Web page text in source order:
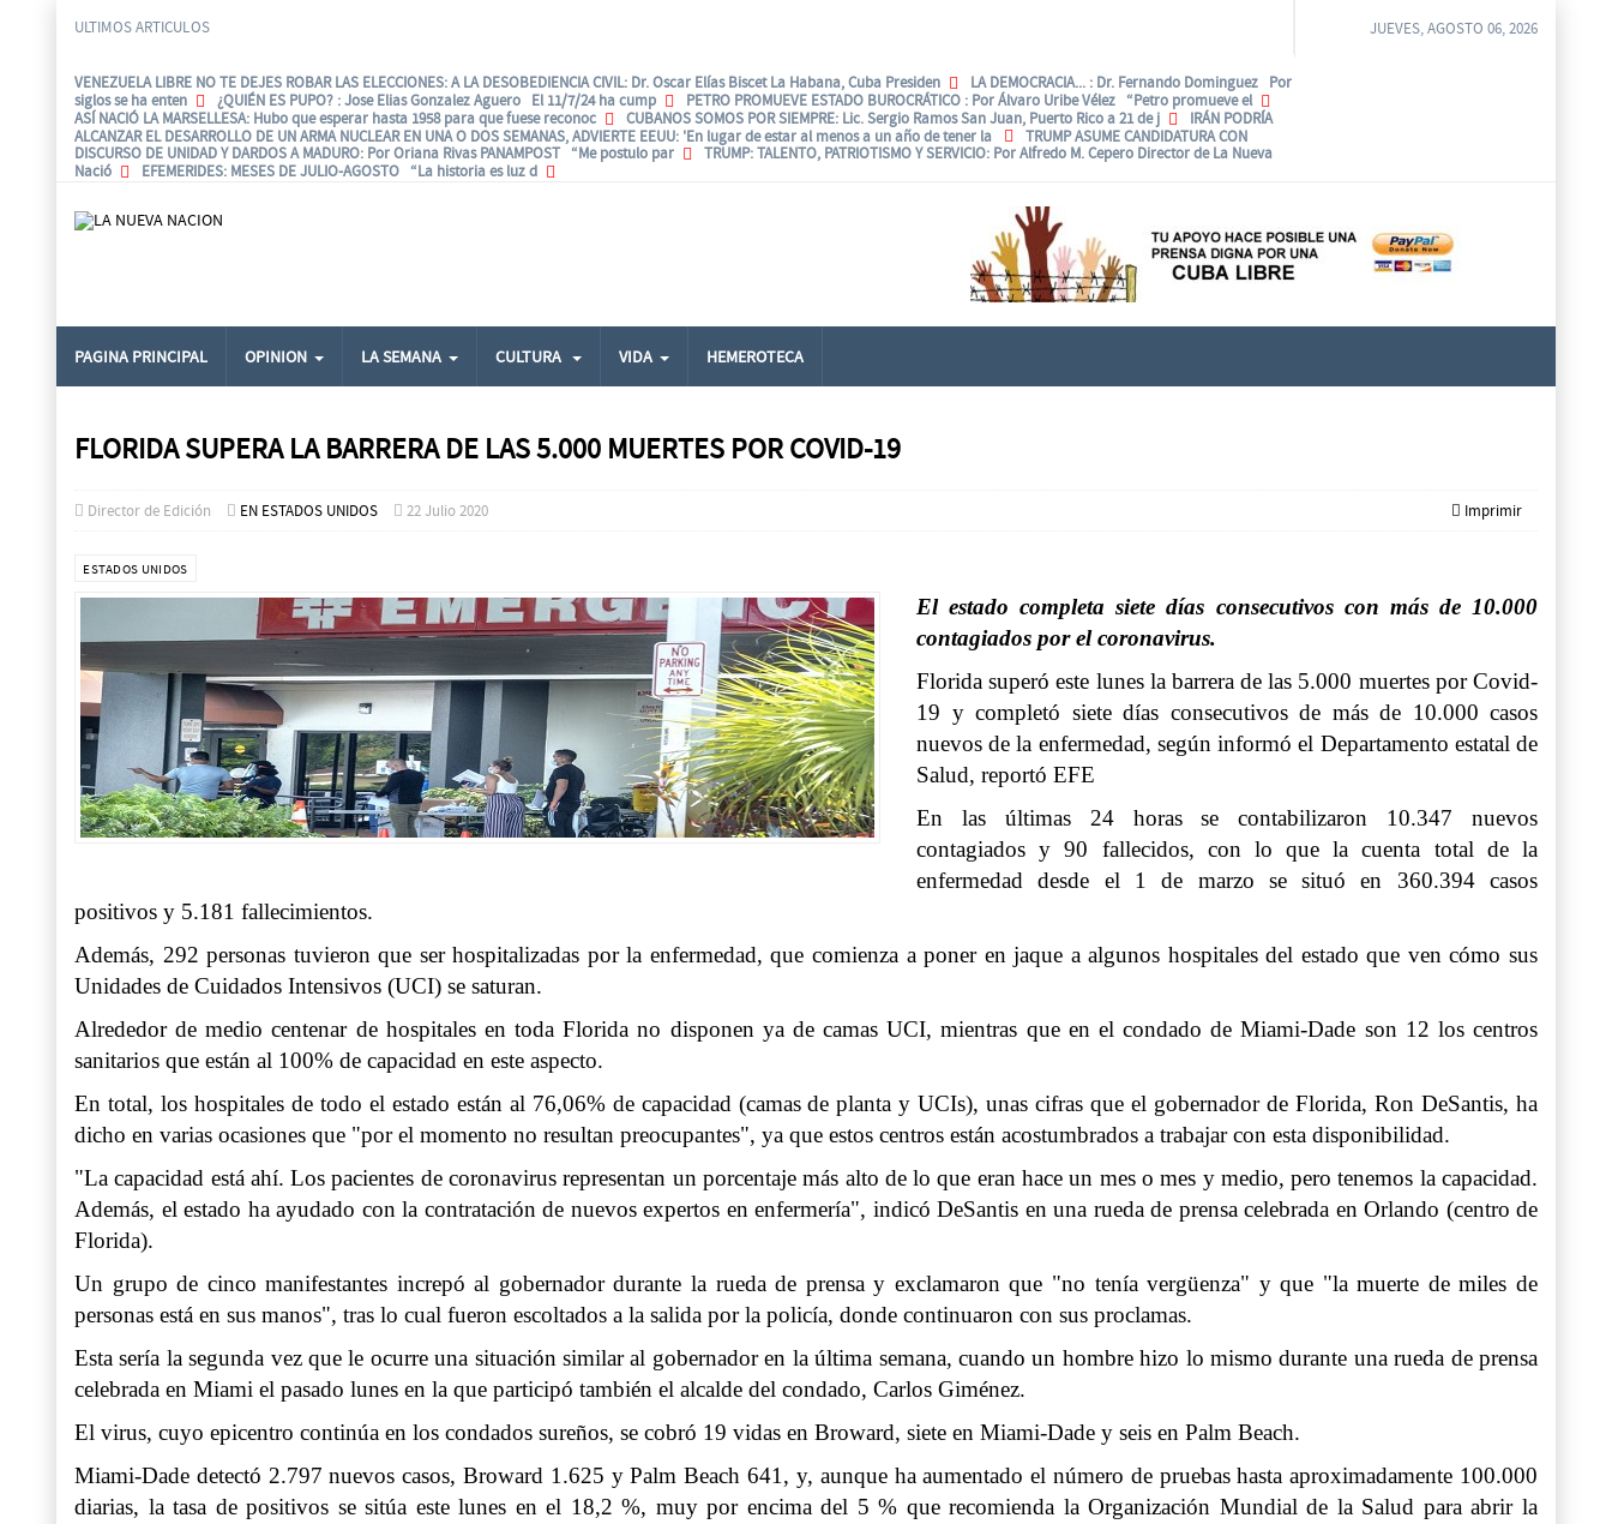
ULTIMOS ARTICULOS
VENEZUELA LIBRE NO TE DEJES ROBAR LAS ELECCIONES: A LA DESOBEDIENCIA CIVIL: Dr. Oscar Elías Biscet La Habana, Cuba Presiden LA DEMOCRACIA... : Dr. Fernando Dominguez Por
siglos se ha enten
¿QUIÉN ES PUPO? : Jose Elias Gonzalez Aguero El 11/7/24 ha cump PETRO PROMUEVE ESTADO BUROCRÁTICO : Por Álvaro Uribe Vélez “Petro promueve el
ASÍ NACIÓ LA MARSELLESA: Hubo que esperar hasta 1958 para que fuese reconoc CUBANOS SOMOS POR SIEMPRE: Lic. Sergio Ramos San Juan, Puerto Rico a 21 de j
IRÁN PODRÍA
ALCANZAR EL DESARROLLO DE UN ARMA NUCLEAR EN UNA O DOS SEMANAS, ADVIERTE EEUU: 'En lugar de estar al menos a un año de tener la
TRUMP ASUME CANDIDATURA CON
DISCURSO DE UNIDAD Y DARDOS A MADURO: Por Oriana Rivas PANAMPOST “Me postulo par TRUMP: TALENTO, PATRIOTISMO Y SERVICIO: Por Alfredo M. Cepero Director de La Nueva
Nació
EFEMERIDES: MESES DE JULIO-AGOSTO “La historia es luz d
JUEVES, AGOSTO 06, 2026
PAGINA PRINCIPAL OPINION LA SEMANA CULTURA VIDA HEMEROTECA
FLORIDA SUPERA LA BARRERA DE LAS 5.000 MUERTES POR COVID-19
Imprimir
Director de Edición EN ESTADOS UNIDOS 22 Julio 2020
ESTADOS UNIDOS
El estado completa siete días consecutivos con más de 10.000
contagiados por el coronavirus.
Florida superó este lunes la barrera de las 5.000 muertes porCovid-
19 y completó siete días consecutivos de más de 10.000 casos
nuevos de la enfermedad, según informó el Departamento estatal de
Salud, reportó EFE
En las últimas 24 horas se contabilizaron 10.347 nuevos
contagiados y 90 fallecidos, con lo que la cuenta total de la
enfermedad desde el 1 de marzo se situó en 360.394 casos
positivos y 5.181 fallecimientos.
Además, 292 personas tuvieron que ser hospitalizadas por la enfermedad, que comienza a poner en jaque a algunos hospitales del estado que ven cómo sus
Unidades de Cuidados Intensivos (UCI) se saturan.
Alrededor de medio centenar de hospitales en toda Florida no disponen ya de camas UCI, mientras que en el condado de Miami-Dade son 12 los centros
sanitarios que están al 100% de capacidad en este aspecto.
En total, los hospitales de todo el estado están al 76,06% de capacidad (camas de planta y UCIs), unas cifras que el gobernador de Florida, Ron DeSantis, ha
dicho en varias ocasiones que "por el momento no resultan preocupantes", ya que estos centros están acostumbrados a trabajar con esta disponibilidad.
"La capacidad está ahí. Los pacientes de coronavirus representan un porcentaje más alto de lo que eran hace un mes o mes y medio, pero tenemos la capacidad.
Además, el estado ha ayudado con la contratación de nuevos expertos en enfermería", indicó DeSantis en una rueda de prensa celebrada en Orlando (centro de
Florida).
Un grupo de cinco manifestantes increpó al gobernador durante la rueda de prensa y exclamaron que "no tenía vergüenza" y que "la muerte de miles de
personas está en sus manos", tras lo cual fueron escoltados a la salida por la policía, donde continuaron con sus proclamas.
Esta sería la segunda vez que le ocurre una situación similar al gobernador en la última semana, cuando un hombre hizo lo mismo durante una rueda de prensa
celebrada en Miami el pasado lunes en la que participó también el alcalde del condado, Carlos Giménez.
El virus, cuyo epicentro continúa en los condados sureños, se cobró 19 vidas en Broward, siete en Miami-Dade y seis en Palm Beach.
Miami-Dade detectó 2.797 nuevos casos, Broward 1.625 y Palm Beach 641, y, aunque ha aumentado el número de pruebas hasta aproximadamente 100.000
diarias, la tasa de positivos se sitúa este lunes en el 18,2 %, muy por encima del 5 % que recomienda la Organización Mundial de la Salud para abrir la